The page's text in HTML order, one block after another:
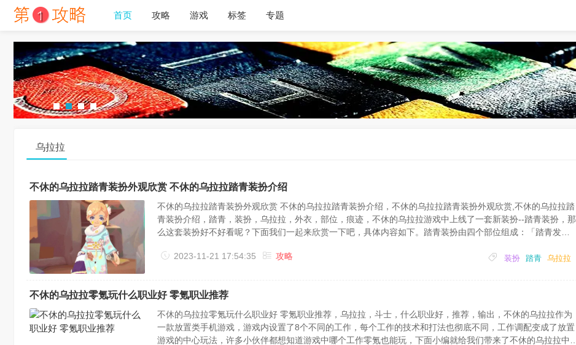
首页 攻略 游戏 标签 专题
乌拉拉
不休的乌拉拉踏青装扮外观欣赏 不休的乌拉拉踏青装扮介绍
不休的乌拉拉踏青装扮外观欣赏 不休的乌拉拉踏青装扮介绍，不休的乌拉拉踏青装扮外观欣赏,不休的乌拉拉踏
青装扮介绍，踏青，装扮，乌拉拉，外衣，部位，痕迹，不休的乌拉拉游戏中上线了一套新装扮--踏青装扮，那
么这套装扮好不好看呢？下面我们一起来欣赏一下吧，具体内容如下。踏青装扮由四个部位组成：「踏青发
的心情，穿上优雅的木屐和裁缝莉路精心裁制的外衣一起去踏青吧!...
2023-11-21 17:54:35 攻略 装扮 踏青 乌拉拉
不休的乌拉拉零氪玩什么职业好 零氪职业推荐
不休的乌拉拉零氪玩什么职业好 零氪职业推荐，乌拉拉，斗士，什么职业好，推荐，输出，不休的乌拉拉作为
一款放置类手机游戏，游戏内设置了8个不同的工作，每个工作的技术和打法也彻底不同，工作调配变成了放置
游戏的中心玩法，许多小伙伴都想知道游戏中哪个工作零氪也能玩，下面小编就给我们带来了不休的乌拉拉中的